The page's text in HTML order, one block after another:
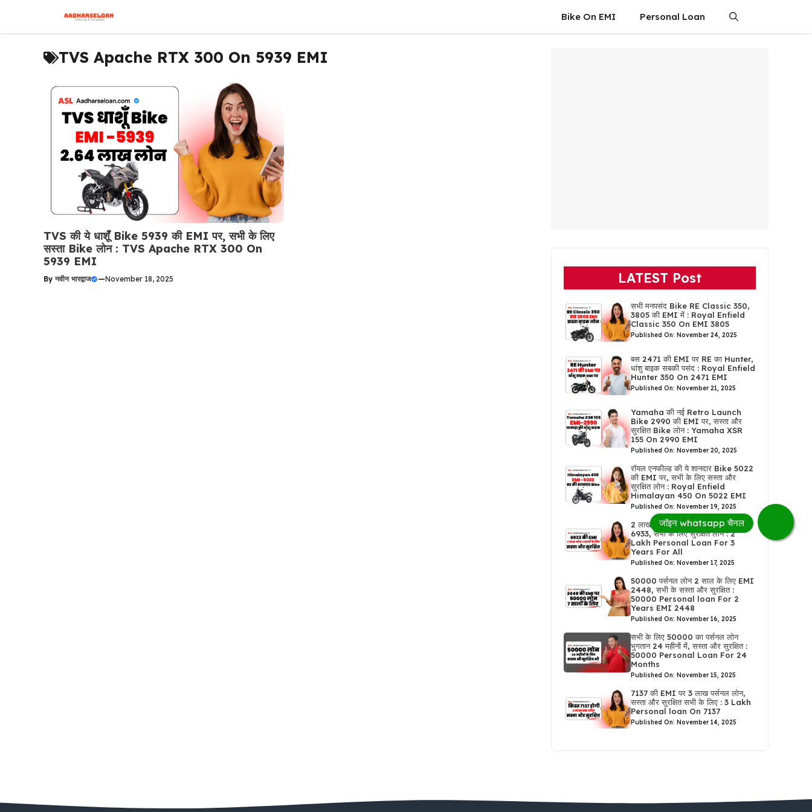
content
Bike On EMI Personal Loan
TVS Apache RTX 300 On 5939 EMI
TVS की ये धाशूँ Bike 5939 की EMI पर, सभी के लिए
सस्ता Bike लोन : TVS Apache RTX 300 On
5939 EMI
By नवीन भारद्वाज —November 18, 2025 LATEST Post
सभी मनपसंद Bike RE Classic 350,
3805 की EMI में : Royal Enfield
Classic 350 On EMI 3805
Published On: November 24, 2025
बस 2471 की EMI पर RE का Hunter,
धांशु बाइक सबकी पसंद : Royal Enfield
Hunter 350 On 2471 EMI
Published On: November 21, 2025
Yamaha की नई Retro Launch
Bike 2990 की EMI पर, सस्ता और
सुरक्षित Bike लोन : Yamaha XSR
155 On 2990 EMI
Published On: November 20, 2025
रॉयल एनफील्ड की ये शानदार Bike 5022
की EMI पर, सभी के लिए सस्ता और
सुरक्षित लोन : Royal Enfield
Himalayan 450 On 5022 EMI
Published On: November 19, 2025
2 लाख पर्सनल लोन 3 सालों के लिए EMI
6933, सभी के लिए सुरक्षित लोन : 2
Lakh Personal Loan For 3
Years For All
Published On: November 17, 2025
50000 पर्सनल लोन 2 साल के लिए EMI
2448, सभी के सस्ता और सुरक्षित :
50000 Personal loan For 2
Years EMI 2448
Published On: November 16, 2025
सभी के लिए 50000 का पर्सनल लोन
भुगतान 24 महीनों में, सस्ता और सुरक्षित :
50000 Personal Loan For 24
Months
Published On: November 15, 2025
7137 की EMI पर 3 लाख पर्सनल लोन,
सस्ता और सुरक्षित सभी के लिए : 3 Lakh
Personal loan On 7137
Published On: November 14, 2025